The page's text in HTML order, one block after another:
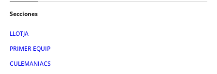
Secciones
LLOTJA
PRIMER EQUIP
CULEMANIACS